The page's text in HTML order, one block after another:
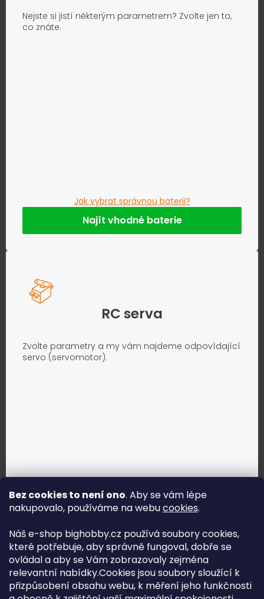
Bez cookies to není ono. Aby se vám lépe
nakupovalo, používáme na webucookies.
Náš e-shop bighobby.cz používá soubory cookies,
které potřebuje, aby správně fungoval, dobře se
ovládal a aby se Vám zobrazovaly zejména
relevantní nabídky.Cookies jsou soubory sloužící k
přizpůsobení obsahu webu, k měření jeho funkčnosti
Nejste si jistí některým parametrem? Zvolte jen to,
co znáte.
Jak vybrat správnou baterii?
Najít vhodné baterie
RC serva
Zvolte parametry a my vám najdeme odpovídající
servo (servomotor).
Jak vybrat správné servo?
Najít správné servo